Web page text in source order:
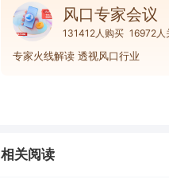
风口专家会议
131412人购买 16972人
专家火线解读 透视风口行业
相关阅读